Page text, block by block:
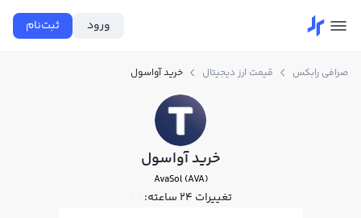
ورود ثبت‌نام
صرافی رابکس قیمت ارز دیجیتال خرید آواسول
خرید آواسول
AvaSol (AVA)
تغییرات ۲۴ ساعته: 0%